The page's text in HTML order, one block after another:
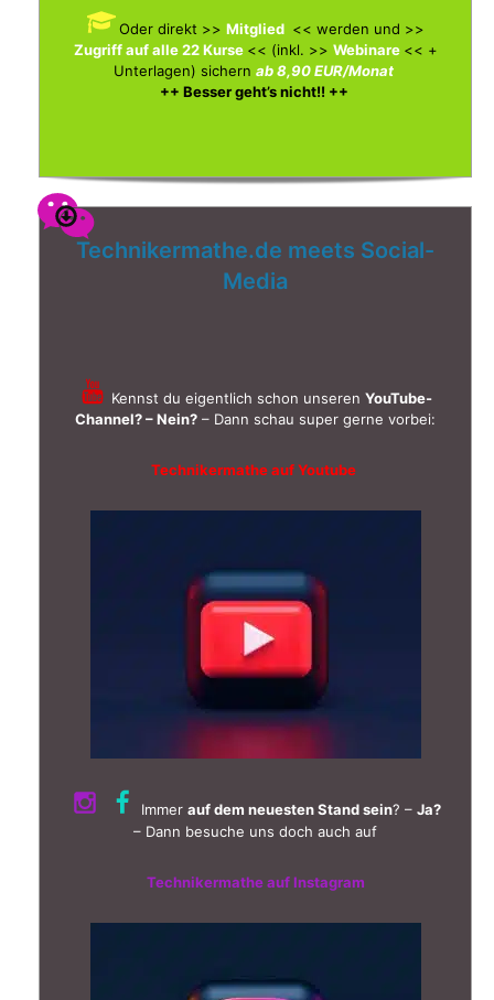
Oder direkt >> Mitglied << werden und >>
Zugriff auf alle 22 Kurse << (inkl. >> Webinare << +
Unterlagen) sichern ab 8,90 EUR/Monat
++ Besser geht’s nicht!! ++
Technikermathe.de meets Social-
Media
Kennst du eigentlich schon unseren YouTube-
Channel? – Nein? – Dann schau super gerne vorbei:
Technikermathe auf Youtube
Immer auf dem neuesten Stand sein? – Ja?
– Dann besuche uns doch auch auf
Technikermathe auf Instagram